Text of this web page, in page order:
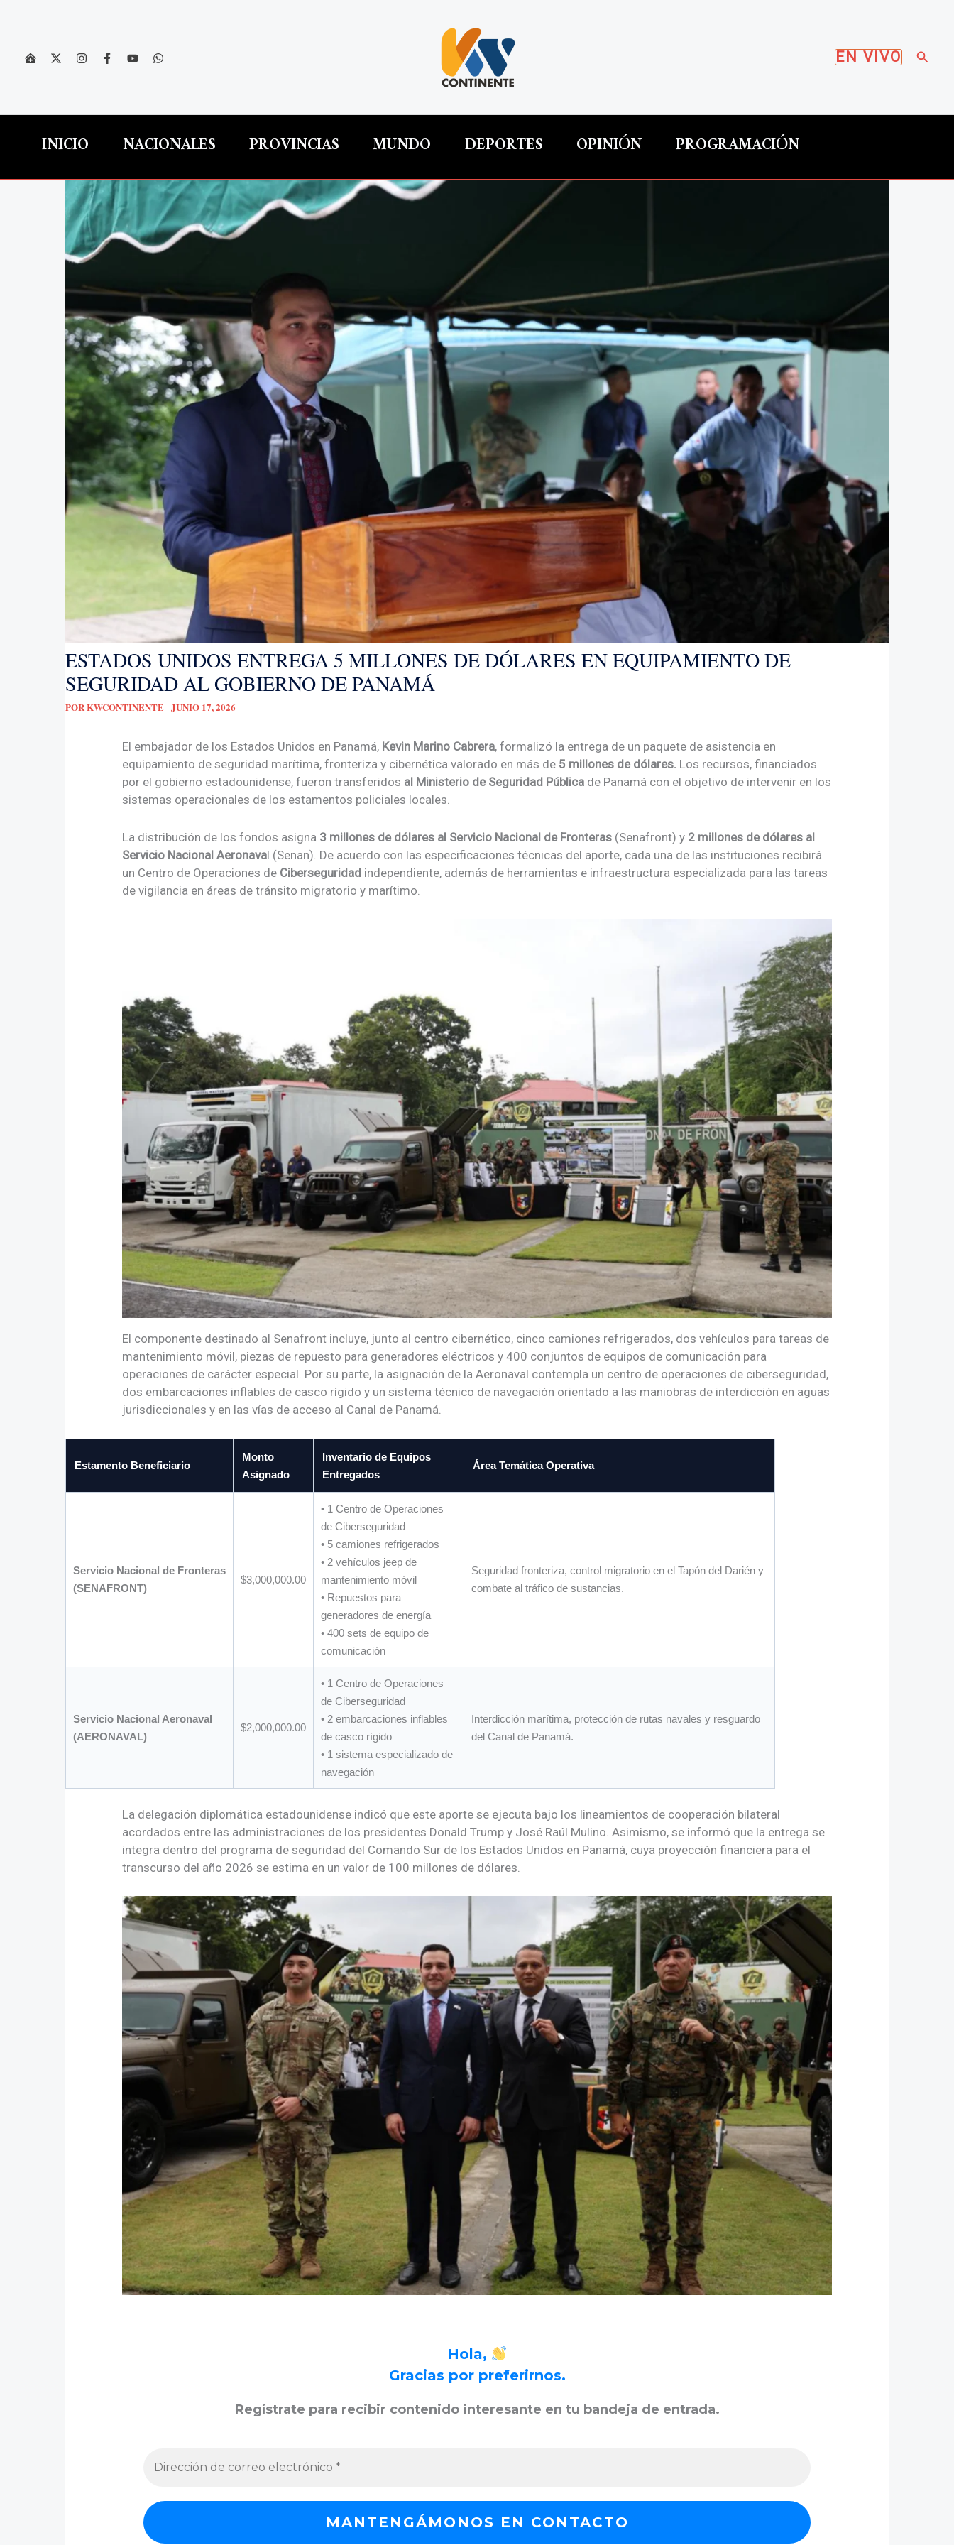
EN VIVO
INICIO NACIONALES PROVINCIAS MUNDO DEPORTES OPINIÓN PROGRAMACIÓN
ESTADOS UNIDOS ENTREGA 5 MILLONES DE DÓLARES EN EQUIPAMIENTO DE
SEGURIDAD AL GOBIERNO DE PANAMÁ
PORKWCONTINENTE JUNIO 17, 2026
El embajador de los Estados Unidos en Panamá, Kevin Marino Cabrera, formalizó la entrega de un paquete de asistencia en
equipamiento de seguridad marítima, fronteriza y cibernética valorado en más de 5 millones de dólares. Los recursos, financiados
por el gobierno estadounidense, fueron transferidos al Ministerio de Seguridad Pública de Panamá con el objetivo de intervenir en los
sistemas operacionales de los estamentos policiales locales.
La distribución de los fondos asigna 3 millones de dólares al Servicio Nacional de Fronteras (Senafront) y 2 millones de dólares al
Servicio Nacional Aeronaval (Senan). De acuerdo con las especificaciones técnicas del aporte, cada una de las instituciones recibirá
un Centro de Operaciones de Ciberseguridad independiente, además de herramientas e infraestructura especializada para las tareas
de vigilancia en áreas de tránsito migratorio y marítimo.
El componente destinado al Senafront incluye, junto al centro cibernético, cinco camiones refrigerados, dos vehículos para tareas de
mantenimiento móvil, piezas de repuesto para generadores eléctricos y 400 conjuntos de equipos de comunicación para
operaciones de carácter especial. Por su parte, la asignación de la Aeronaval contempla un centro de operaciones de ciberseguridad,
dos embarcaciones inflables de casco rígido y un sistema técnico de navegación orientado a las maniobras de interdicción en aguas
jurisdiccionales y en las vías de acceso al Canal de Panamá.
Estamento Beneficiario
Monto
Asignado
Inventario de Equipos
Entregados
Área Temática Operativa
Servicio Nacional de Fronteras
(SENAFRONT)
$3,000,000.00
• 1 Centro de Operaciones
de Ciberseguridad
• 5 camiones refrigerados
• 2 vehículos jeep de
mantenimiento móvil
• Repuestos para
generadores de energía
• 400 sets de equipo de
comunicación
Seguridad fronteriza, control migratorio en el Tapón del Darién y
combate al tráfico de sustancias.
Servicio Nacional Aeronaval
(AERONAVAL)
$2,000,000.00
• 1 Centro de Operaciones
de Ciberseguridad
• 2 embarcaciones inflables
de casco rígido
• 1 sistema especializado de
navegación
Interdicción marítima, protección de rutas navales y resguardo
del Canal de Panamá.
La delegación diplomática estadounidense indicó que este aporte se ejecuta bajo los lineamientos de cooperación bilateral
acordados entre las administraciones de los presidentes Donald Trump y José Raúl Mulino. Asimismo, se informó que la entrega se
integra dentro del programa de seguridad del Comando Sur de los Estados Unidos en Panamá, cuya proyección financiera para el
transcurso del año 2026 se estima en un valor de 100 millones de dólares.
Hola,
Gracias por preferirnos.
Regístrate para recibir contenido interesante en tu bandeja de entrada.